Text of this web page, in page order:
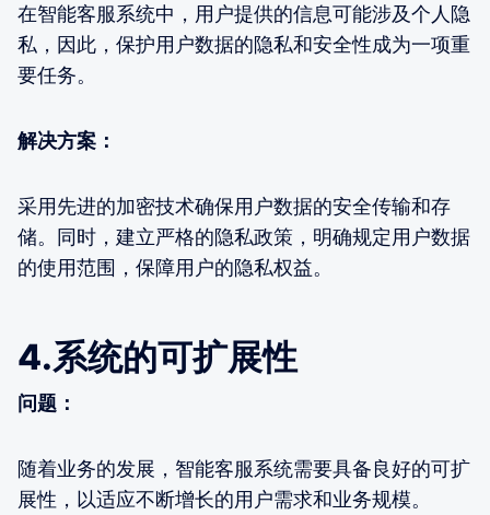
在智能客服系统中，用户提供的信息可能涉及个人隐
私，因此，保护用户数据的隐私和安全性成为一项重
要任务。
解决方案：
采用先进的加密技术确保用户数据的安全传输和存
储。同时，建立严格的隐私政策，明确规定用户数据
的使用范围，保障用户的隐私权益。
4.系统的可扩展性
问题：
随着业务的发展，智能客服系统需要具备良好的可扩
展性，以适应不断增长的用户需求和业务规模。